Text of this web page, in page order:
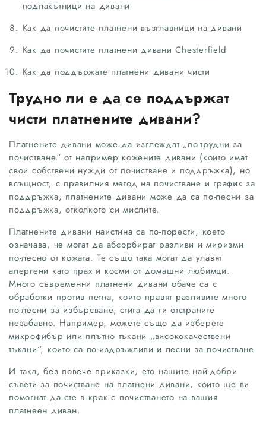
подлакътници на дивани
Как да почистите платнени възглавници на дивани
Как да почистите платнени дивани Chesterfield
Как да поддържате платнени дивани чисти
Трудно ли е да се поддържат
чисти платнените дивани?
Платнените дивани може да изглеждат „по-трудни за
почистване“ от например кожените дивани (които имат
свои собствени нужди от почистване и поддръжка), но
всъщност, с правилния метод на почистване и график за
поддръжка, платнените дивани може да са по-лесни за
поддръжка, отколкото си мислите.
Платнените дивани наистина са по-порести, което
означава, че могат да абсорбират разливи и миризми
по-лесно от кожата. Те също така могат да улавят
алергени като прах и косми от домашни любимци.
Много съвременни платнени дивани обаче са с
обработки против петна, които правят разливите много
по-лесни за избърсване, стига да ги отстраните
незабавно. Например, можете също да изберете
микрофибър или плътно тъкани „висококачествени
тъкани“, които са по-издръжливи и лесни за почистване.
И така, без повече приказки, ето нашите най-добри
съвети за почистване на платнени дивани, които ще ви
помогнат да сте в крак с почистването на вашия
платнеен диван.